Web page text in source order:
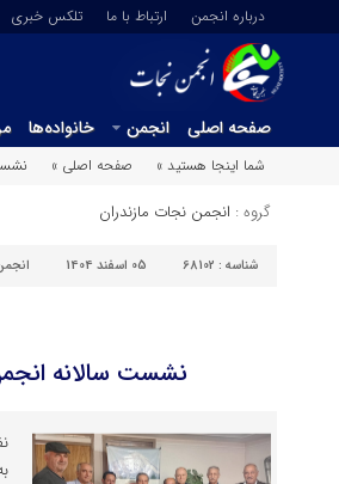
درباره انجمن ارتباط با ما تلکس خبری
صفحه اصلی انجمن خانواده‌ها
شما اینجا هستید »
صفحه اصلی »
گروه : انجمن نجات مازندران
شناسه : 68102 05 اسفند 1404
نشست سالانه